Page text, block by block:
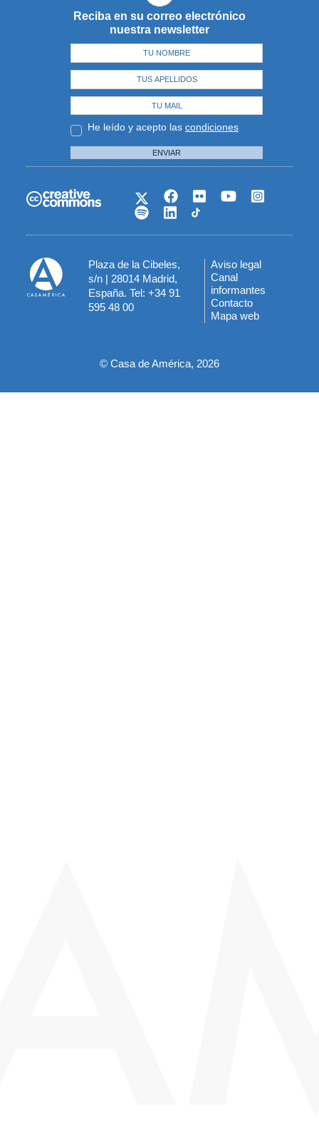
Reciba en su correo electrónico
nuestra newsletter
He leído y acepto las condiciones
ENVIAR
Plaza de la Cibeles,
s/n | 28014 Madrid,
España. Tel: +34 91
595 48 00
Menú
del
pie
Aviso legal
Canal
informantes
Contacto
Mapa web
© Casa de América, 2026